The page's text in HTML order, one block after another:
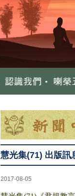
慧光集(71) 出版訊
2017-08-05